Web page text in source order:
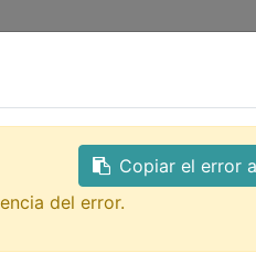
Pi
Tutorial Basico
Copiar el error
del error.